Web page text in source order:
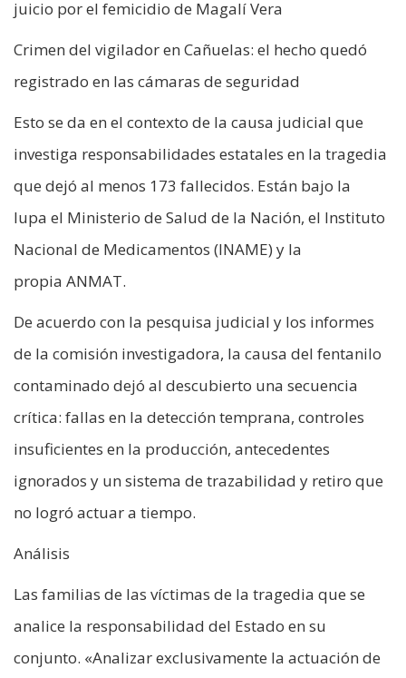
juicio por el femicidio de Magalí Vera
Crimen del vigilador en Cañuelas: el hecho quedó
registrado en las cámaras de seguridad
Esto se da en el contexto de la causa judicial que
investiga responsabilidades estatales en la tragedia
que dejó al menos 173 fallecidos. Están bajo la
lupa el Ministerio de Salud de la Nación, el Instituto
Nacional de Medicamentos (INAME) y la
propia ANMAT.
De acuerdo con la pesquisa judicial y los informes
de la comisión investigadora, la causa del fentanilo
contaminado dejó al descubierto una secuencia
crítica: fallas en la detección temprana, controles
insuficientes en la producción, antecedentes
ignorados y un sistema de trazabilidad y retiro que
no logró actuar a tiempo.
Análisis
Las familias de las víctimas de la tragedia que se
analice la responsabilidad del Estado en su
conjunto. «Analizar exclusivamente la actuación de